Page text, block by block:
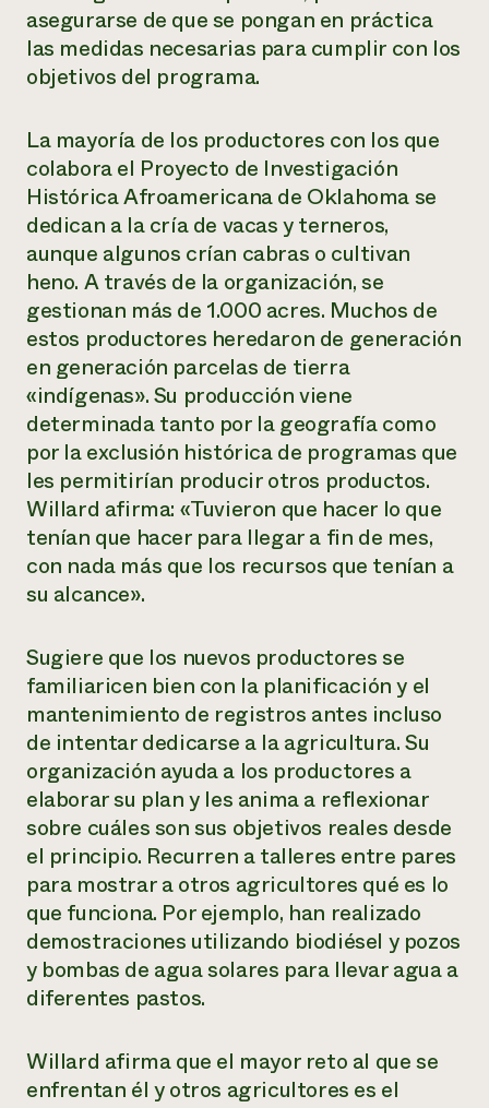
asegurarse de que se pongan en práctica
las medidas necesarias para cumplir con los
objetivos del programa.
La mayoría de los productores con los que
colabora el Proyecto de Investigación
Histórica Afroamericana de Oklahoma se
dedican a la cría de vacas y terneros,
aunque algunos crían cabras o cultivan
heno. A través de la organización, se
gestionan más de 1.000 acres. Muchos de
estos productores heredaron de generación
en generación parcelas de tierra
«indígenas». Su producción viene
determinada tanto por la geografía como
por la exclusión histórica de programas que
les permitirían producir otros productos.
Willard afirma: «Tuvieron que hacer lo que
tenían que hacer para llegar a fin de mes,
con nada más que los recursos que tenían a
su alcance».
Sugiere que los nuevos productores se
familiaricen bien con la planificación y el
mantenimiento de registros antes incluso
de intentar dedicarse a la agricultura. Su
organización ayuda a los productores a
elaborar su plan y les anima a reflexionar
sobre cuáles son sus objetivos reales desde
el principio. Recurren a talleres entre pares
para mostrar a otros agricultores qué es lo
que funciona. Por ejemplo, han realizado
demostraciones utilizando biodiésel y pozos
y bombas de agua solares para llevar agua a
diferentes pastos.
Willard afirma que el mayor reto al que se
enfrentan él y otros agricultores es el